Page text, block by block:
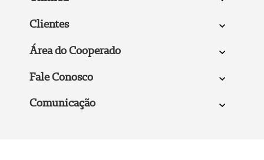
Clientes
Área do Cooperado
Fale Conosco
Comunicação